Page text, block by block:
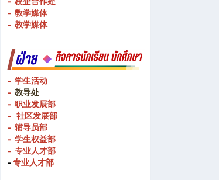
- 教务发展部
- 评估处
- 校企合作处
- 教学媒体
- 教学媒体
- 学生活动
- 教导处
- 职业发展部
-社区发展部